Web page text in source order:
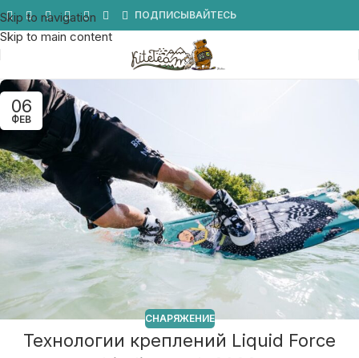
Skip to navigation
Skip to main content
ПОДПИСЫВАЙТЕСЬ
06
ФЕВ
СНАРЯЖЕНИЕ
Технологии креплений Liquid Force